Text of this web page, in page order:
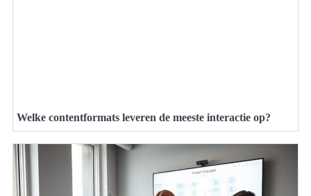
Welke contentformats leveren de meeste interactie op?